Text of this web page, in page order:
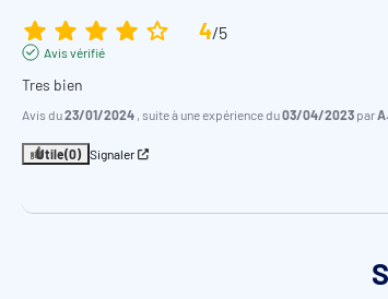
4/5
Avis vérifié
Tres bien
Avis du23/01/2024 , suite à une expérience du03/04/2023 par
Utile(0) Signaler